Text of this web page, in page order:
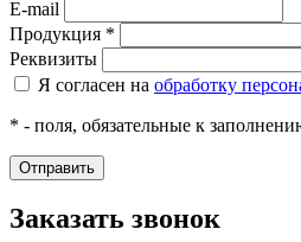
E-mail
Продукция *
Реквизиты
Я согласен на обработку
* - поля, обязательные к
Заказать звонок